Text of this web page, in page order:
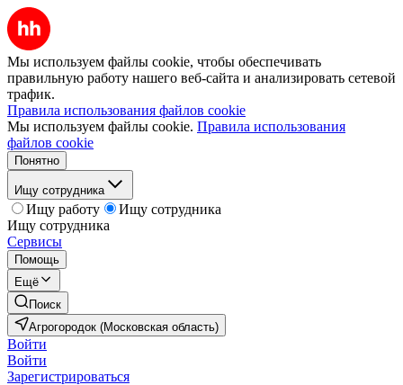
Мы используем файлы cookie, чтобы обеспечивать
правильную работу нашего веб-сайта и анализировать сетевой
трафик.
Правила использования файлов cookie
Мы используем файлы cookie. Правила использования
файлов cookie
Понятно
Ищу сотрудника
Ищу работу
Ищу сотрудника
Ищу сотрудника
Сервисы
Помощь
Ещё
Поиск
Агрогородок (Московская область)
Войти
Войти
Зарегистрироваться